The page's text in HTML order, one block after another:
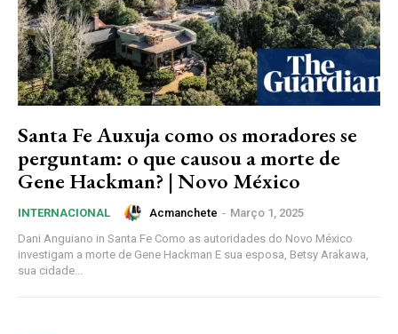
Santa Fe Auxuja como os moradores se
perguntam: o que causou a morte de
Gene Hackman? | Novo México
INTERNACIONAL Acmanchete - Março 1, 2025
Dani Anguiano in Santa Fe Como as autoridades do Novo México
investigam a morte de Gene Hackman E sua esposa, Betsy Arakawa,
sua cidade...